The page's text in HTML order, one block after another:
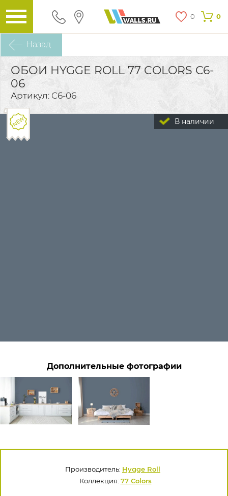
0 0
Назад
ОБОИ HYGGE ROLL 77 COLORS C6-
06
Артикул: C6-06
В наличии
Дополнительные фотографии
Производитель: Hygge Roll
Коллекция: 77 Colors